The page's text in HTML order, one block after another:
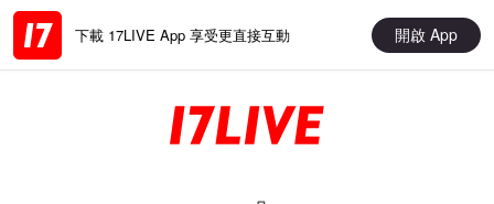
下載 17LIVE App 享受更直接互動 開啟 App